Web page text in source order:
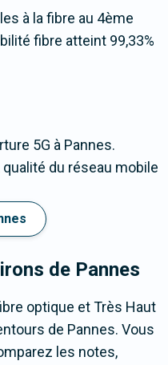
à la fibre au 4ème
fibre atteint 99,33%
5G à Pannes.
du réseau mobile
de Pannes
optique et Très Haut
de Pannes. Vous
les notes,